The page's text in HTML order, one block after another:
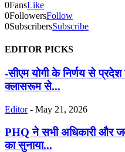
0FansLike
0FollowersFollow
0SubscribersSubscribe
EDITOR PICKS
-सीएम योगी के निर्णय से
क्लासरूम से...
Editor - May 21, 2026
PHQ ने सभी अधिकारी और
का सुनाया...